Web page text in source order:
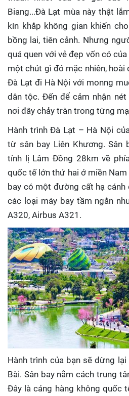
Biang...Đà Lạt mùa này thật
kín khắp không gian khiến
bồng lai, tiên cảnh. Nhưng
quá quen với vẻ đẹp vốn có
một chút gì đó mặc nhiên, hoài
Đà Lạt đi Hà Nội với monng
dân tộc. Đến để cảm nhận nét
nơi đây chảy tràn trong từng
Hành trình Đà Lạt – Hà Nội
từ sân bay Liên Khương. Sân
tỉnh lị Lâm Đồng 28km về
quốc tế lớn thứ hai ở miền
bay có một đường cất hạ
các loại máy bay tầm ngắn
A320, Airbus A321.
Hành trình của bạn sẽ dừng
Bài. Sân bay nằm cách trung
Đây là cảng hàng không quốc